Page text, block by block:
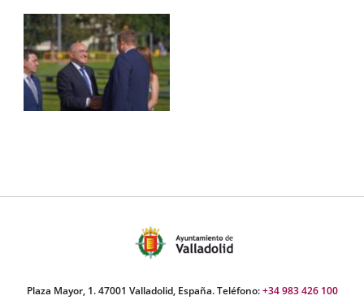
Plaza Mayor, 1. 47001 Valladolid, España. Teléfono:+34 983 426 100